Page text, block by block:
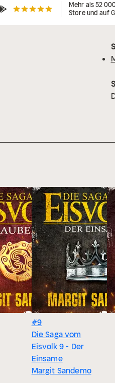
Mehr als 52
Store und auf
#9
Die Saga vom
Eisvolk 9 - Der
Einsame
Margit Sandemo